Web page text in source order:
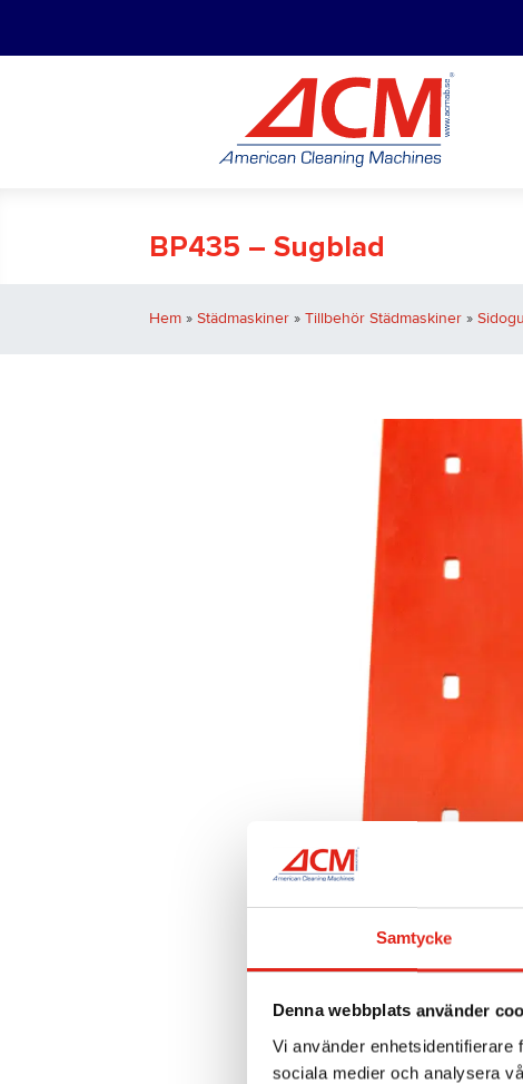
Samtycke
Denna webbplats använder
Vi använder enhetsidentifierare
sociala medier och analysera
BP435 – Sugblad
Hem »Städmaskiner »Tillbehör Städmaskiner »